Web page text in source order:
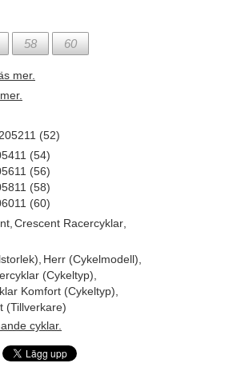
58 60
mer.
(52)
(54)
(56)
(58)
(60)
Crescent Racercyklar
Herr (Cykelmodell)
(Cykeltyp)
Komfort (Cykeltyp)
(Tillverkare)
cyklar.